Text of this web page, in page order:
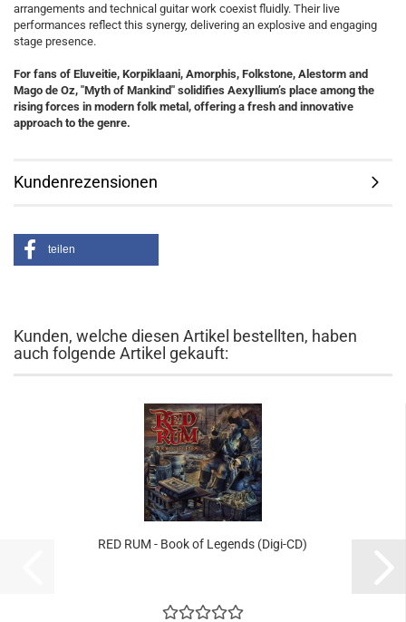
arrangements and technical guitar work coexist fluidly. Their live
performances reflect this synergy, delivering an explosive and engaging
stage presence.
For fans of Eluveitie, Korpiklaani, Amorphis, Folkstone, Alestorm and
Mago de Oz, "Myth of Mankind" solidifies Aexyllium’s place among the
rising forces in modern folk metal, offering a fresh and innovative
approach to the genre.
Kundenrezensionen
teilen
Kunden, welche diesen Artikel bestellten, haben
auch folgende Artikel gekauft:
RED RUM - Book of Legends (Digi-CD)